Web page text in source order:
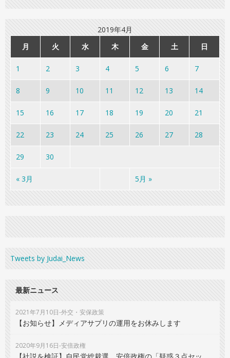
2019年4月
月
火 水 木 金 土 日
« 3月 5月 »
1 2 3 4 5 6 7
8 9 10 11 12 13 14
15 16 17 18 19 20 21
22 23 24 25 26 27 28
29 30
Tweets by Judai_News
最新ニュース
2021年7月10日-外交・安保政策
【お知らせ】メディアサプリの運用をお休みします
2020年9月16日-安倍政権